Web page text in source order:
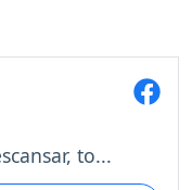
to...